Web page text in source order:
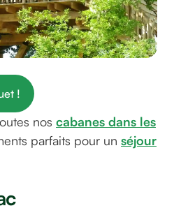
!
nos cabanes dans les
parfaits pour un séjour